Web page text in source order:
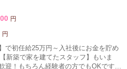
円
円
で初任給25万円～入社後にお金を貯め
新築で家を建てたスタッフ】もいま
迎！もちろん経験者の方でもOKです。